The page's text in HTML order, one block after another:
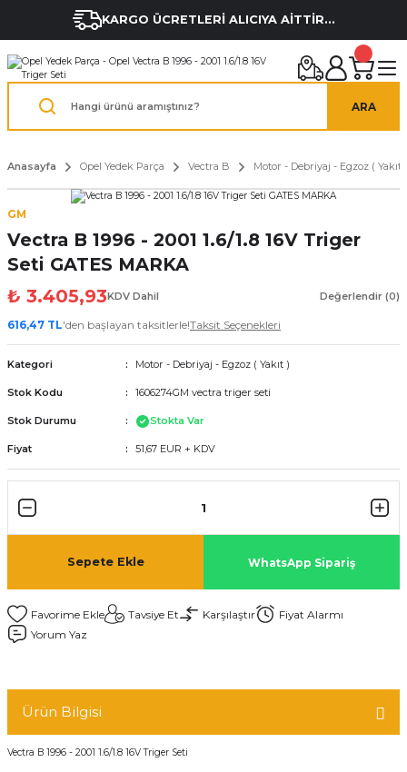
KARGO ÜCRETLERİ ALICIYA AİTTİR...
ARA
Anasayfa Opel Yedek Parça Vectra B Motor - Debriyaj - Egzoz ( Yakıt )
GM
Vectra B 1996 - 2001 1.6/1.8 16V Triger
Seti GATES MARKA
₺ 3.405,93KDV Dahil Değerlendir (0)
616,47 TL'den başlayan taksitlerle!Taksit Seçenekleri
Kategori Motor - Debriyaj - Egzoz ( Yakıt )
Stok Kodu 1606274GM vectra triger seti
Stok Durumu Stokta Var
Fiyat 51,67 EUR + KDV
Sepete Ekle WhatsApp Sipariş
Tavsiye Et Karşılaştır
Fiyat Alarmı
Yorum Yaz
Ürün Bilgisi
Vectra B 1996 - 2001 1.6/1.8 16V Triger Seti